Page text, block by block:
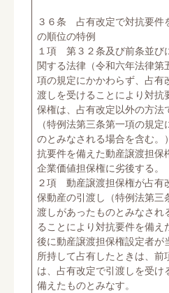
３６条 占有改定で対抗要件
の順位の特例
１項 第３２条及び前条並び
関する法律（令和六年法律第
項の規定にかかわらず、占有
渡しを受けることにより対抗
保権は、占有改定以外の方法
（特例法第三条第一項の規
のとみなされる場合を含む。
抗要件を備えた動産譲渡担保
企業価値担保権に劣後する。
２項 動産譲渡担保権が占有
保動産の引渡し（特例法第三
渡しがあったものとみなされ
ることにより対抗要件を備
後に動産譲渡担保権設定者が
所持して占有したときは、前
は、占有改定で引渡しを受け
備えたものとみなす。